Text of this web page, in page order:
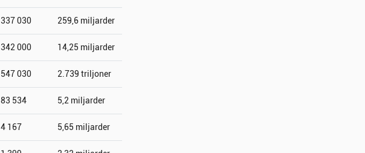
337 030 259,6 miljarder
342 000 14,25 miljarder
547 030 2.739 triljoner
83 534 5,2 miljarder
4 167 5,65 miljarder